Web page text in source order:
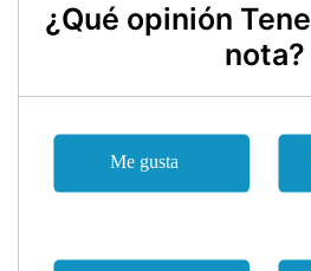
¿Qué opinión
nota?